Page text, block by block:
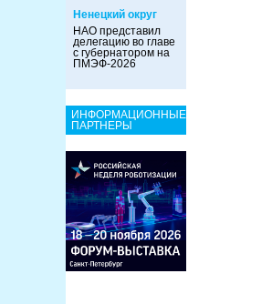
Ненецкий округ
НАО представил
делегацию во главе
с губернатором на
ПМЭФ-2026
ИНФОРМАЦИОННЫЕ
ПАРТНЕРЫ